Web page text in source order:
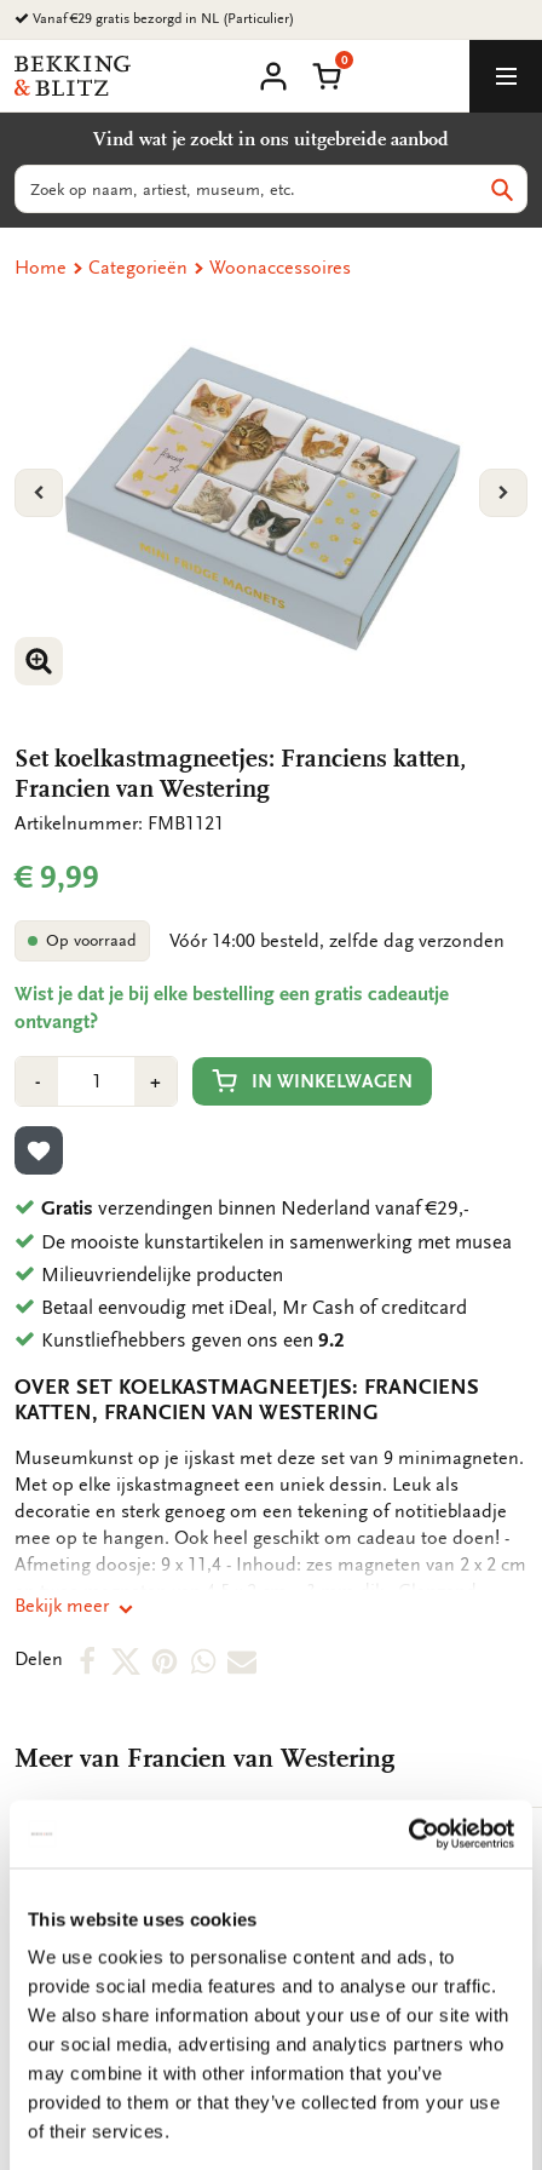
This website uses cookies
We use cookies to personalise content and ads, to
provide social media features and to analyse our traffic.
We also share information about your use of our site with
our social media, advertising and analytics partners who
may combine it with other information that you’ve
provided to them or that they’ve collected from your use
of their services.
Ga
naar
content
Vanaf €29 gratis bezorgd in NL (Particulier)
Bekking
&
B.V.
account
Winkelmand
0
Vind wat je zoekt in ons uitgebreide aanbod
Zoeken
Home Categorieën Woonaccessoires
VORIGE
VERGROOT AFBEELDING
VERGROOT AFBEELDING
Set koelkastmagneetjes: Franciens katten,
Francien van Westering
Artikelnummer: FMB1121
€ 9,99
Op voorraad Vóór 14:00 besteld, zelfde dag verzonden
Wist je dat je bij elke bestelling een gratis cadeautje
ontvangt?
-Min
1
+Plus
1
IN WINKELWAGEN
TOEVOEGEN AAN VERLANGLIJST
Gratis verzendingen binnen Nederland vanaf €29,-
De mooiste kunstartikelen in samenwerking met musea
Milieuvriendelijke producten
Betaal eenvoudig met iDeal, Mr Cash of creditcard
Kunstliefhebbers geven ons een9.2
OVER SET KOELKASTMAGNEETJES: FRANCIENS
KATTEN, FRANCIEN VAN WESTERING
OMSCHRIJVING
Museumkunst op je ijskast met deze set van 9 minimagneten.
Met op elke ijskastmagneet een uniek dessin. Leuk als
decoratie en sterk genoeg om een tekening of notitieblaadje
mee op te hangen. Ook heel geschikt om cadeau toe doen! -
Afmeting doosje: 9 x 11,4 - Inhoud: zes magneten van 2 x 2 cm
Eenzijdig full color bedrukt - Achterzijde voorzien van sterke
magneet
Bekijk meer
Delen
DeelDeelDeelDeelDeel
mail
Meer van Francien van Westering